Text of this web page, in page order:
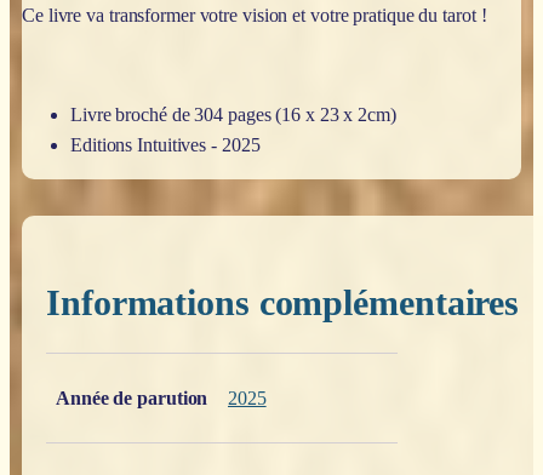
Ce livre va transformer votre vision et votre pratique du tarot !
Livre broché de 304 pages (16 x 23 x 2cm)
Editions Intuitives - 2025
Informations complémentaires
Année de parution
2025